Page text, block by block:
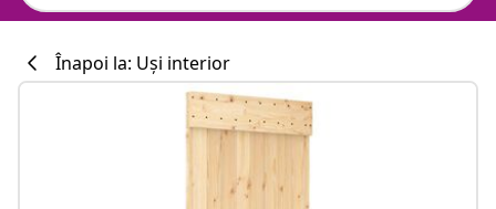
Înapoi la: Uși interior